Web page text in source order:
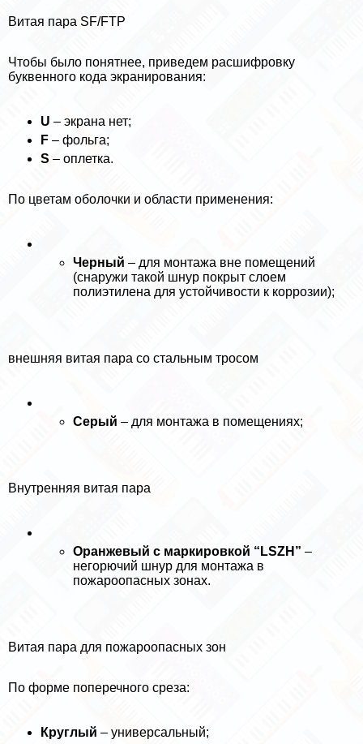
Витая пара SF/FTP
Чтобы было понятнее, приведем расшифровку
буквенного кода экранирования:
U – экрана нет;
F – фольга;
S – оплетка.
По цветам оболочки и области применения:
Черный – для монтажа вне помещений
(снаружи такой шнур покрыт слоем
полиэтилена для устойчивости к коррозии);
внешняя витая пара со стальным тросом
Серый – для монтажа в помещениях;
Внутренняя витая пара
Оранжевый с маркировкой “LSZH” –
негорючий шнур для монтажа в
пожароопасных зонах.
Витая пара для пожароопасных зон
По форме поперечного среза:
Круглый – универсальный;